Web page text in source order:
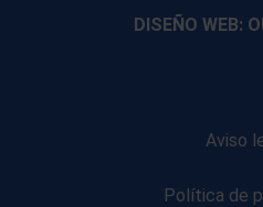
DISEÑO WEB:
Aviso
Política de